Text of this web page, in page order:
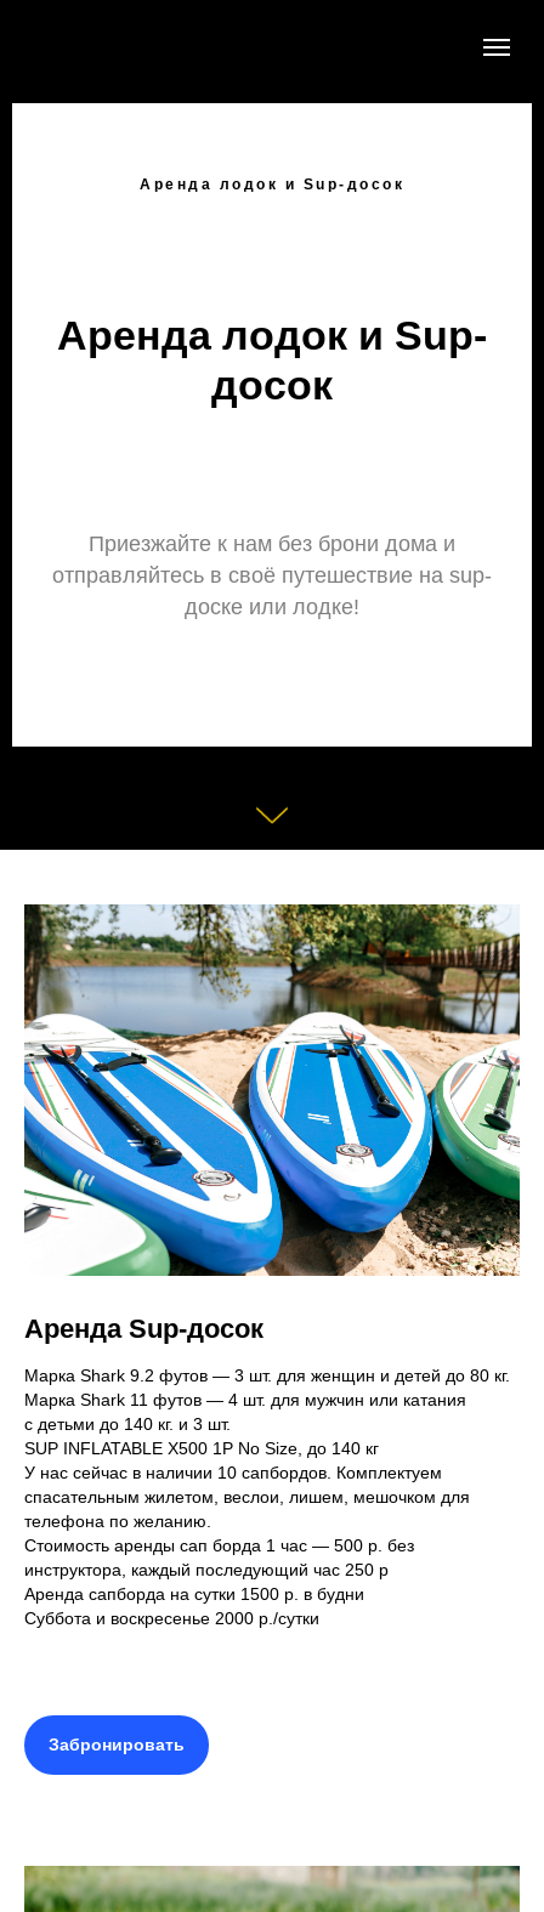
Аренда лодок и Sup-досок
Аренда лодок и Sup-
досок
Приезжайте к нам без брони дома и
отправляйтесь в своё путешествие на sup-
доске или лодке!
Аренда Sup-досок
Марка Shark 9.2 футов — 3 шт. для женщин и детей до 80 кг.
Марка Shark 11 футов — 4 шт. для мужчин или катания
с детьми до 140 кг. и 3 шт.
SUP INFLATABLE X500 1P No Size, до 140 кг
У нас сейчас в наличии 10 сапбордов. Комплектуем
спасательным жилетом, веслои, лишем, мешочком для
телефона по желанию.
Стоимость аренды сап борда 1 час — 500 р. без
инструктора, каждый последующий час 250 р
Аренда сапборда на сутки 1500 р. в будни
Суббота и воскресенье 2000 р./сутки
Забронировать